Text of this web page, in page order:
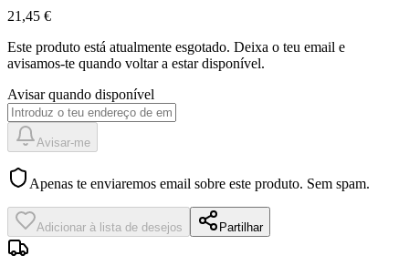
21,45 €
Este produto está atualmente esgotado. Deixa o teu email e
avisamos-te quando voltar a estar disponível.
Avisar quando disponível
Avisar-me
Apenas te enviaremos email sobre este produto. Sem spam.
Adicionar à lista de desejos Partilhar